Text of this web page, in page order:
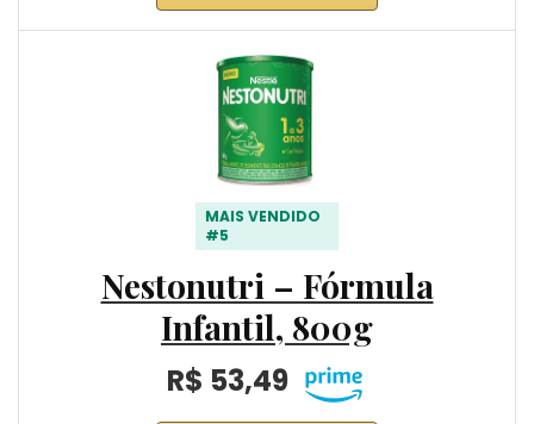
MAIS VENDIDO
#5
Nestonutri – Fórmula
Infantil, 800g
R$ 53,49